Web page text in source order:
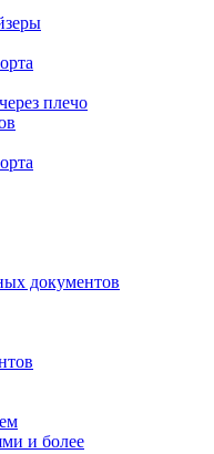
плечо
документов
и более